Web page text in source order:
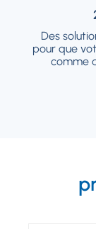
Des
pour que
comme
Des
heures